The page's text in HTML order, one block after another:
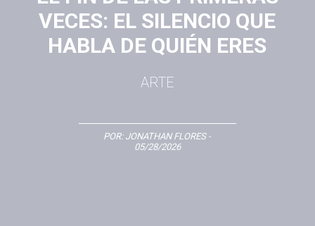
VECES: EL SILENCIO QUE
HABLA DE QUIÉN ERES
ARTE
POR: JONATHAN FLORES-
05/28/2026